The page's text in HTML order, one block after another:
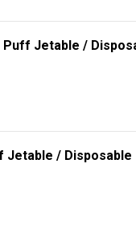
Puff Jetable /
Jetable / Disposable